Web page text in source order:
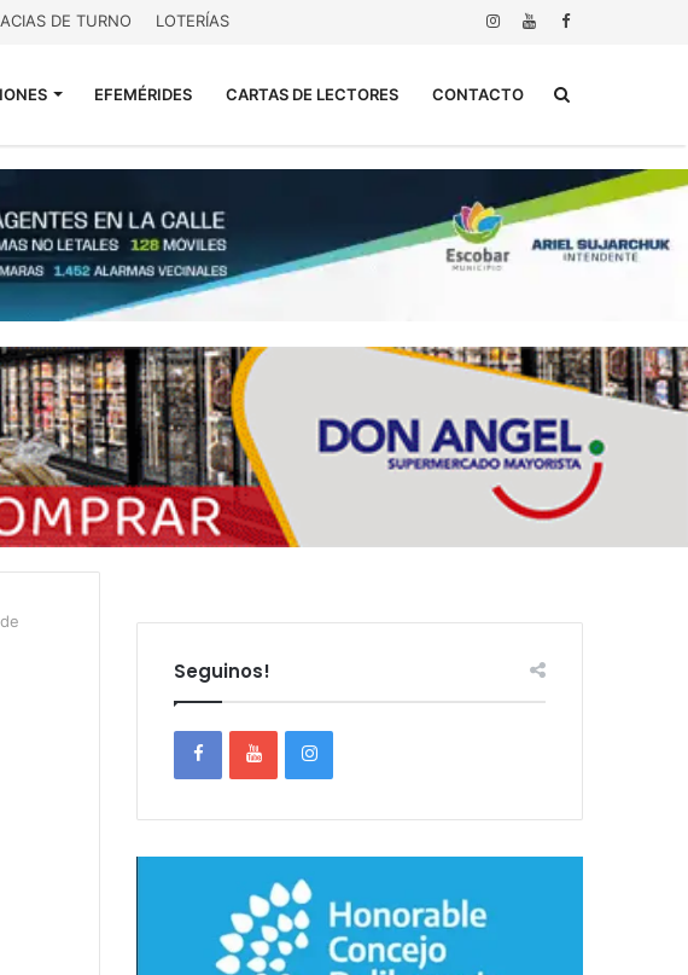
DE TURNO LOTERÍAS
EFEMÉRIDES CARTAS DE LECTORES CONTACTO
Seguinos!